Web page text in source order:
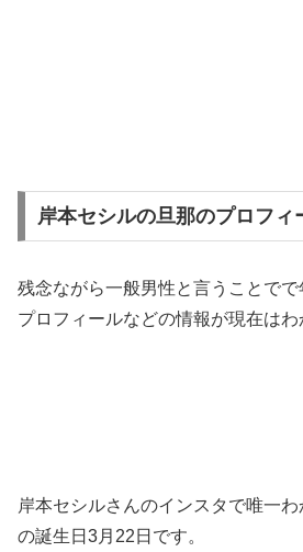
岸本セシルの旦那のプロフィ
残念ながら一般男性と言うことで
プロフィールなどの情報が現在はわ
岸本セシルさんのインスタで唯一
の誕生日3月22日です。